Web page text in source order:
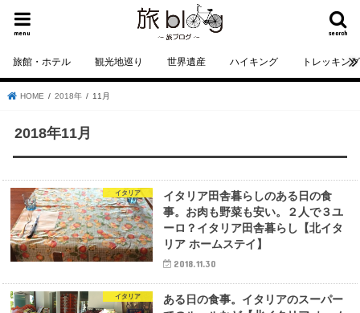
search
menu
旅館・ホテル 観光地巡り 世界遺産 ハイキング トレッキング
HOME 2018年 11月
2018年11月
イタリア
イタリア田舎暮らしのある日の食
事。お肉も野菜も安い。２人で３ユ
ーロ？イタリア田舎暮らし【北イタ
リア ホームステイ】
2018.11.30
イタリア
ある日の食事。イタリアのスーパー